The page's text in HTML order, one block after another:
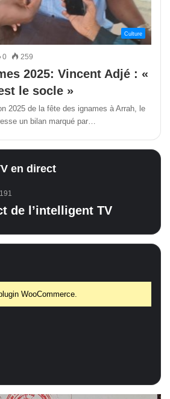
Culture
0 259
2025: Vincent Adjé : «
le socle »
2025 de la fête des ignames à Arrah, le
un bilan marqué par…
en direct
191
de l’intelligent TV
WooCommerce.